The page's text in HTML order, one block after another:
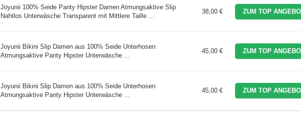
Joyunii 100% Seide Panty Hipster Damen Atmungsaktive Slip
Nahtlos Unterwäsche Transparent mit Mittlere Taille ...
38,00 € ZUM TOP
Joyunii Bikini Slip Damen aus 100% Seide Unterhosen
Atmungsaktive Panty Hipster Unterwäsche ...
45,00 € ZUM TOP
Joyunii Bikini Slip Damen aus 100% Seide Unterhosen
Atmungsaktive Panty Hipster Unterwäsche ...
45,00 € ZUM TOP